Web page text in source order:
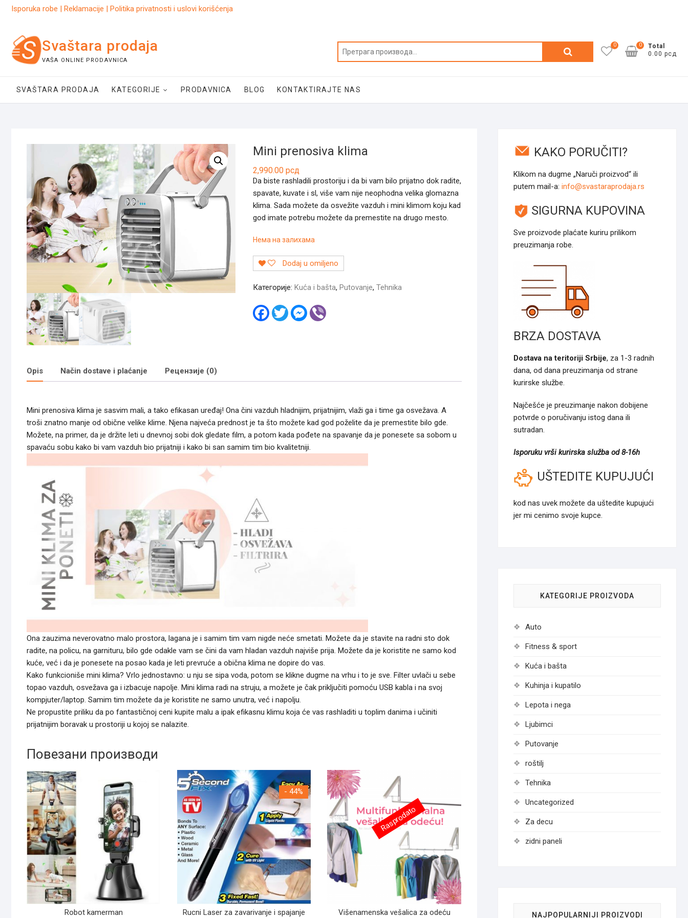
SkipIsporuka robe | Reklamacije | Politika privatnosti i uslovi korišćenja
Svaštara prodaja
VAŠA ONLINE PRODAVNICA
Претрага
0
Total
0.00 рсд
0
SVAŠTARA PRODAJA KATEGORIJE PRODAVNICA BLOG KONTAKTIRAJTE NAS
Mini prenosiva klima
2,990.00 рсд
Da biste rashladili prostoriju i da bi vam bilo prijatno dok radite,
spavate, kuvate i sl, više vam nije neophodna velika glomazna
klima. Sada možete da osvežite vazduh i mini klimom koju kad
god imate potrebu možete da premestite na drugo mesto.
Нема на залихама
Dodaj u omiljeno
Категорије: Kuća i bašta, Putovanje, Tehnika
F
a
T
w
M
e
Opis Način dostave i plaćanje Рецензије (0)
Mini prenosiva klima je sasvim mali, a tako efikasan uređaj! Ona čini vazduh hladnijim, prijatnijim, vlaži ga i time ga osvežava. A
troši znatno manje od obične velike klime. Njena najveća prednost je ta što možete kad god poželite da je premestite bilo gde.
Možete, na primer, da je držite leti u dnevnoj sobi dok gledate film, a potom kada pođete na spavanje da je ponesete sa sobom u
spavaću sobu kako bi vam vazduh bio prijatniji i kako bi san samim tim bio kvalitetniji.
Ona zauzima neverovatno malo prostora, lagana je i samim tim vam nigde neće smetati. Možete da je stavite na radni sto dok
radite, na policu, na garnituru, bilo gde odakle vam se čini da vam hladan vazduh najviše prija. Možete da je koristite ne samo kod
kuće, već i da je ponesete na posao kada je leti prevruće a obična klima ne dopire do vas.
Kako funkcioniše mini klima? Vrlo jednostavno: u nju se sipa voda, potom se klikne dugme na vrhu i to je sve. Filter uvlači u sebe
topao vazduh, osvežava ga i izbacuje napolje. Mini klima radi na struju, a možete je čak priključiti pomoću USB kabla i na svoj
kompjuter/laptop. Samim tim možete da je koristite ne samo unutra, već i napolju.
Ne propustite priliku da po fantastičnoj ceni kupite malu a ipak efikasnu klimu koja će vas rashladiti u toplim danima i učiniti
prijatnijim boravak u prostoriji u kojoj se nalazite.
Повезани производи
Robot kamerman
- 44%
Rucni Laser za zavarivanje i spajanje
Višenamenska vešalica za odeću
Rasprodato
KAKO PORUČITI?
Klikom na dugme „Naruči proizvod“ ili
putem mail-a: info@svastaraprodaja.rs
SIGURNA KUPOVINA
Sve proizvode plaćate kuriru prilikom
preuzimanja robe.
BRZA DOSTAVA
Dostava na teritoriji Srbije, za 1-3 radnih
dana, od dana preuzimanja od strane
kurirske službe.
Najčešće je preuzimanje nakon dobijene
potvrde o poručivanju istog dana ili
sutradan.
Isporuku vrši kurirska služba od 8-16h
UŠTEDITE KUPUJUĆI
kod nas uvek možete da uštedite kupujući
jer mi cenimo svoje kupce.
KATEGORIJE PROIZVODA
Auto
Fitness & sport
Kuća i bašta
Kuhinja i kupatilo
Lepota i nega
Ljubimci
Putovanje
roštilj
Tehnika
Uncategorized
Za decu
zidni paneli
NAJPOPULARNIJI PROIZVODI